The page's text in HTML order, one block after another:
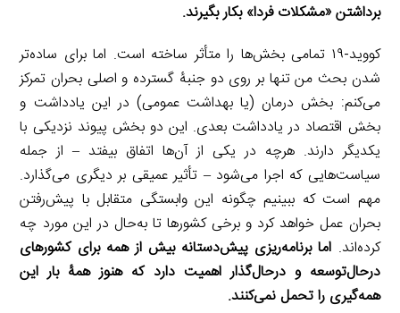
برداشتن «مشکلات فردا» بکار بگیرند.
کووید-۱۹ تمامی بخش‌ها را متأثر ساخته است. اما برای ساده‌تر
شدن بحث من تنها بر روی دو جنبۀ گسترده و اصلی بحران تمرکز
می‌کنم: بخش درمان (یا بهداشت عمومی) در این یادداشت و
بخش اقتصاد در یادداشت بعدی. این دو بخش پیوند نزدیکی با
یکدیگر دارند. هرچه در یکی از آن‌ها اتفاق بیفتد – از جمله
سیاست‌هایی که اجرا می‌شود – تأثیر عمیقی بر دیگری می‌گذارد.
مهم است که ببینیم چگونه این وابستگی متقابل با پیش‌رفتن
بحران عمل خواهد کرد و برخی کشورها تا به‌حال در این مورد چه
کرده‌اند. اما برنامه‌ریزی پیش‌دستانه بیش از همه برای کشورهای
درحال‌توسعه و درحال‌گذار اهمیت دارد که هنوز همۀ بار این
همه‌گیری را تحمل نمی‌کنند.